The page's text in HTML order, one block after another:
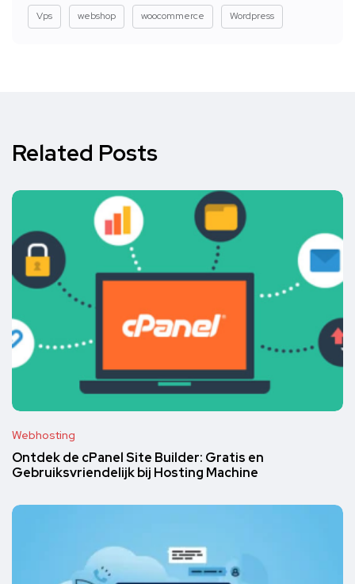
Vps webshop woocommerce Wordpress
Related Posts
Webhosting
Ontdek de cPanel Site Builder: Gratis en
Gebruiksvriendelijk bij Hosting Machine